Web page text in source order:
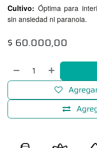
Cultivo: Óptima para
sin ansiedad ni paranoia.
$ 60.000,00